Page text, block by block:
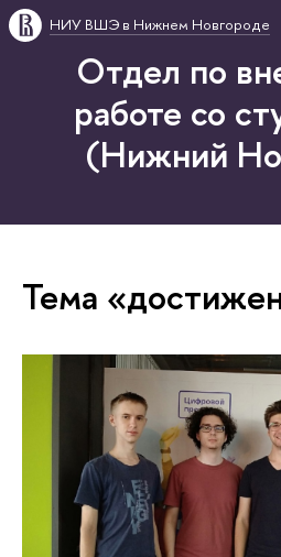
НИУ ВШЭ в Нижнем Новгороде
Отдел по
работе со
(Нижний
Тема